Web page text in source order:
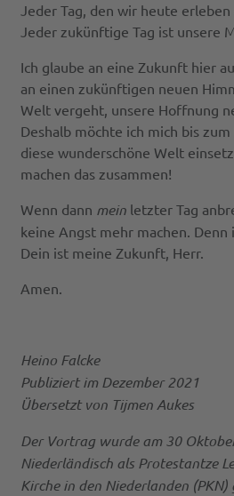
Jeder Tag, den wir heute
Jeder zukünftige Tag ist unsere
Ich glaube an eine Zukunft hier
an einen zukünftigen neuen
Welt vergeht, unsere Hoffnung
Deshalb möchte ich mich bis
diese wunderschöne Welt
machen das zusammen!
Wenn dann mein letzter Tag
keine Angst mehr machen. Denn
Dein ist meine Zukunft, Herr.
Amen.
Heino Falcke
Publiziert im Dezember 2021
Übersetzt von Tijmen Aukes
Der Vortrag wurde am 30
Niederländisch als Protestantze
Kirche in den Niederlanden